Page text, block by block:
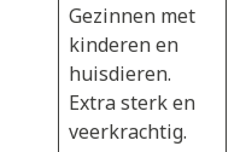
Gezinnen met
kinderen en
huisdieren.
Extra sterk en
veerkrachtig.